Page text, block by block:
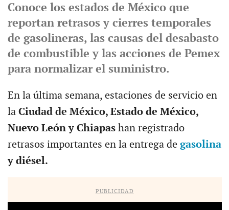
Conoce los estados de México que
reportan retrasos y cierres temporales
de gasolineras, las causas del desabasto
de combustible y las acciones de Pemex
para normalizar el suministro.
En la última semana, estaciones de servicio en
la Ciudad de México, Estado de México,
Nuevo León y Chiapashan registrado
retrasos importantes en la entrega de gasolina
y diésel.
PUBLICIDAD